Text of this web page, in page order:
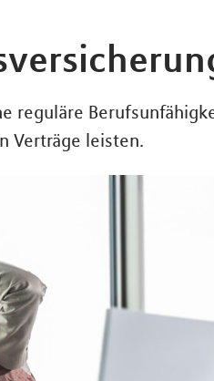
reguläre
Verträge leisten.